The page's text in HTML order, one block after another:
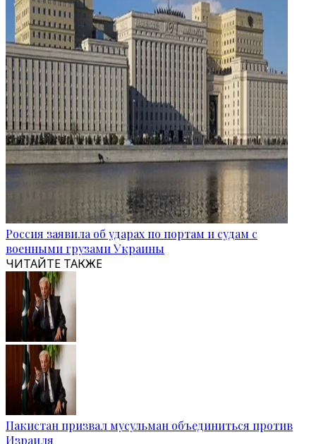
Россия заявила об ударах по портам и судам с
военными грузами Украины
ЧИТАЙТЕ ТАКЖЕ
Пакистан призвал мусульман объединиться против
Израиля